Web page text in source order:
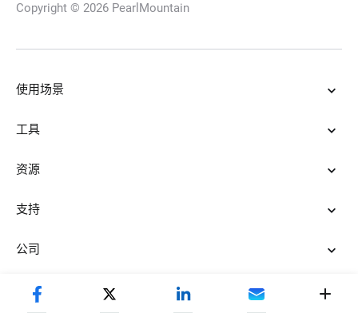
Copyright © 2026 PearlMountain
使用场景
工具
资源
支持
公司